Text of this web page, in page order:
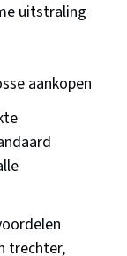
uitstraling
aankopen
trechter,